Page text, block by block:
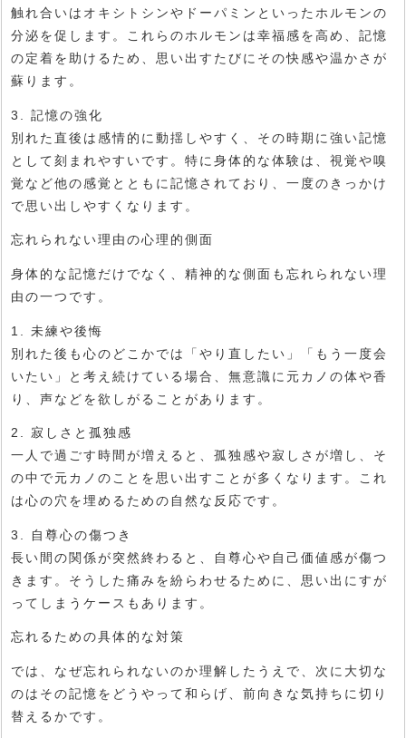
触れ合いはオキシトシンやドーパミンといったホルモンの
分泌を促します。これらのホルモンは幸福感を高め、記憶
の定着を助けるため、思い出すたびにその快感や温かさが
蘇ります。
3. 記憶の強化
別れた直後は感情的に動揺しやすく、その時期に強い記憶
として刻まれやすいです。特に身体的な体験は、視覚や嗅
覚など他の感覚とともに記憶されており、一度のきっかけ
で思い出しやすくなります。
忘れられない理由の心理的側面
身体的な記憶だけでなく、精神的な側面も忘れられない理
由の一つです。
1. 未練や後悔
別れた後も心のどこかでは「やり直したい」「もう一度会
いたい」と考え続けている場合、無意識に元カノの体や香
り、声などを欲しがることがあります。
2. 寂しさと孤独感
一人で過ごす時間が増えると、孤独感や寂しさが増し、そ
の中で元カノのことを思い出すことが多くなります。これ
は心の穴を埋めるための自然な反応です。
3. 自尊心の傷つき
長い間の関係が突然終わると、自尊心や自己価値感が傷つ
きます。そうした痛みを紛らわせるために、思い出にすが
ってしまうケースもあります。
忘れるための具体的な対策
では、なぜ忘れられないのか理解したうえで、次に大切な
のはその記憶をどうやって和らげ、前向きな気持ちに切り
替えるかです。